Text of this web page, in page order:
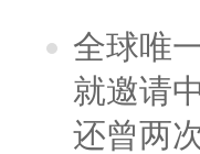
全球唯
就邀请
还曾两